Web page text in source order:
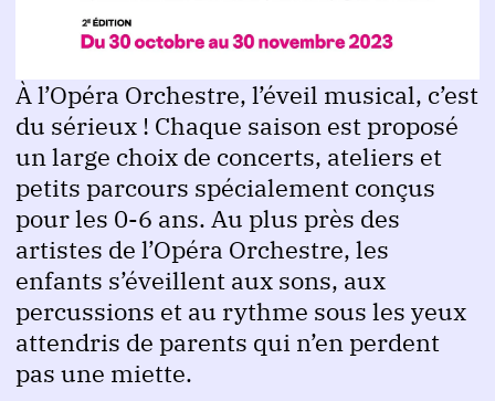
À l’Opéra Orchestre, l’éveil musical, c’est
du sérieux ! Chaque saison est proposé
un large choix de concerts, ateliers et
petits parcours spécialement conçus
pour les 0-6 ans. Au plus près des
artistes de l’Opéra Orchestre, les
enfants s’éveillent aux sons, aux
percussions et au rythme sous les yeux
attendris de parents qui n’en perdent
pas une miette.